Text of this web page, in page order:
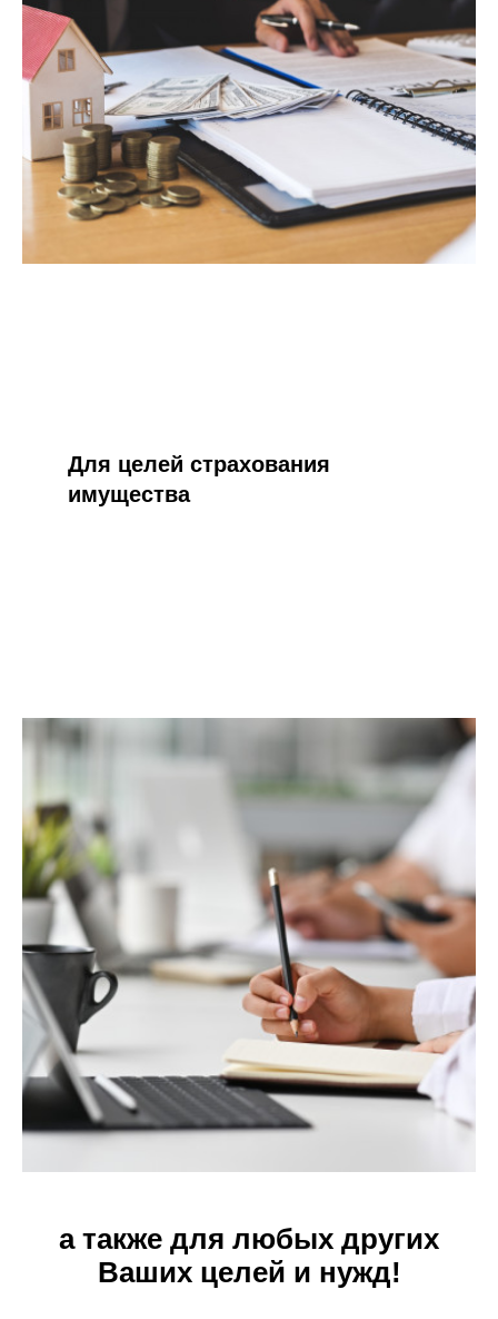
Для целей страхования
имущества
а также для любых других
Ваших целей и нужд!